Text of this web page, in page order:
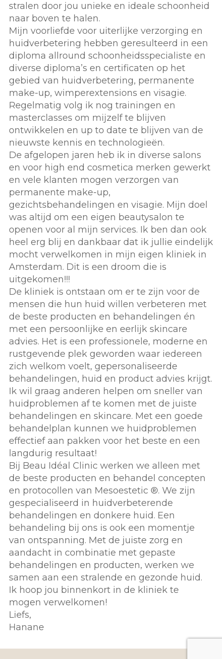
stralen door jou unieke en ideale schoonheid
naar boven te halen.
Mijn voorliefde voor uiterlijke verzorging en
huidverbetering hebben geresulteerd in een
diploma allround schoonheidsspecialiste en
diverse diploma’s en certificaten op het
gebied van huidverbetering, permanente
make-up, wimperextensions en visagie.
Regelmatig volg ik nog trainingen en
masterclasses om mijzelf te blijven
ontwikkelen en up to date te blijven van de
nieuwste kennis en technologieën.
De afgelopen jaren heb ik in diverse salons
en voor high end cosmetica merken gewerkt
en vele klanten mogen verzorgen van
permanente make-up,
gezichtsbehandelingen en visagie. Mijn doel
was altijd om een eigen beautysalon te
openen voor al mijn services. Ik ben dan ook
heel erg blij en dankbaar dat ik jullie eindelijk
mocht verwelkomen in mijn eigen kliniek in
Amsterdam. Dit is een droom die is
uitgekomen!!!
De kliniek is ontstaan om er te zijn voor de
mensen die hun huid willen verbeteren met
de beste producten en behandelingen én
met een persoonlijke en eerlijk skincare
advies. Het is een professionele, moderne en
rustgevende plek geworden waar iedereen
zich welkom voelt, gepersonaliseerde
behandelingen, huid en product advies krijgt.
Ik wil graag anderen helpen om sneller van
huidproblemen af te komen met de juiste
behandelingen en skincare. Met een goede
behandelplan kunnen we huidproblemen
effectief aan pakken voor het beste en een
langdurig resultaat!
Bij Beau Idéal Clinic werken we alleen met
de beste producten en behandel concepten
en protocollen van Mesoestetic ®. We zijn
gespecialiseerd in huidverbeterende
behandelingen en donkere huid. Een
behandeling bij ons is ook een momentje
van ontspanning. Met de juiste zorg en
aandacht in combinatie met gepaste
behandelingen en producten, werken we
samen aan een stralende en gezonde huid.
Ik hoop jou binnenkort in de kliniek te
mogen verwelkomen!
Liefs,
Hanane